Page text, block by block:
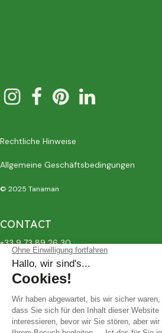
Rechtliche Hinweise
Allgemeine Geschäftsbedingungen
© 2025 Tanaman
CONTACT
+33 9 73 89 26 30
contact@tanaman.fr